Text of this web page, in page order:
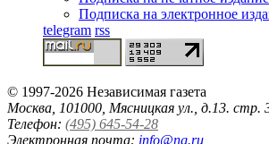
Подписка на электронное
telegram rss
© 1997-2026 Независимая газета
Москва, 101000, Мясницкая ул., д.13. стр.
Телефон: (495) 645-54-28
Электронная почта: info@ng.ru